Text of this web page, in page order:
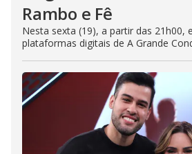
Rambo e Fê
Nesta sexta (19), a partir das 21h00,
plataformas digitais de A Grande